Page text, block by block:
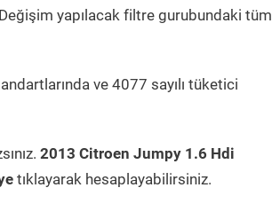
yapılacak filtre gurubundaki tüm
ve 4077 sayılı tüketici
2013 Citroen Jumpy 1.6 Hdi
tıklayarak hesaplayabilirsiniz.